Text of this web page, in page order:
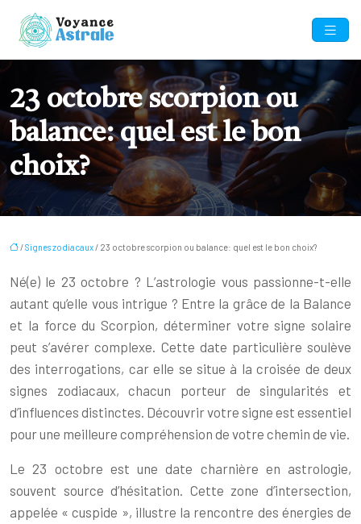
23 octobre scorpion ou
balance: quel est le bon
choix?
/Signes zodiacaux / 23 octobre scorpion ou balance: quel est le bon choix?
Né(e) le 23 octobre ? L’astrologie vous passionne-t-elle
autant qu’elle vous intrigue ? Entre la grâce de la Balance
et la force du Scorpion, déterminer votre signe solaire
peut s’avérer complexe. Cette date particulière soulève
des interrogations, car elle se situe à la croisée de deux
signes zodiacaux, chacun porteur de singularités et
d’influences distinctes. Découvrir votre signe est essentiel
pour une meilleure compréhension de votre chemin de vie.
Le 23 octobre est une date charnière en astrologie,
souvent source d’hésitation. Cette zone d’intersection,
appelée « cuspide », illustre la rencontre des énergies de